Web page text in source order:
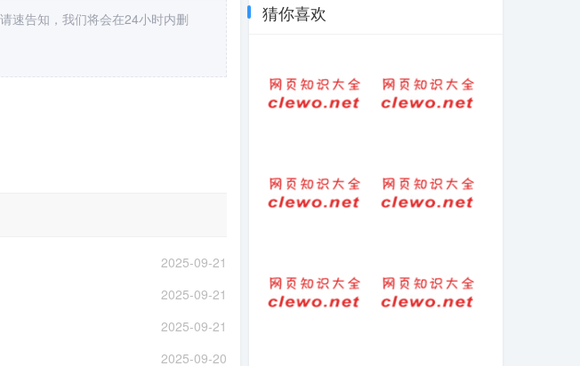
速告知，我们将会在24小时内删
2025-09-21
2025-09-21
2025-09-21
2025-09-20
猜你喜欢
高情商的朋友圈
句子）
祝福语精选(55句)